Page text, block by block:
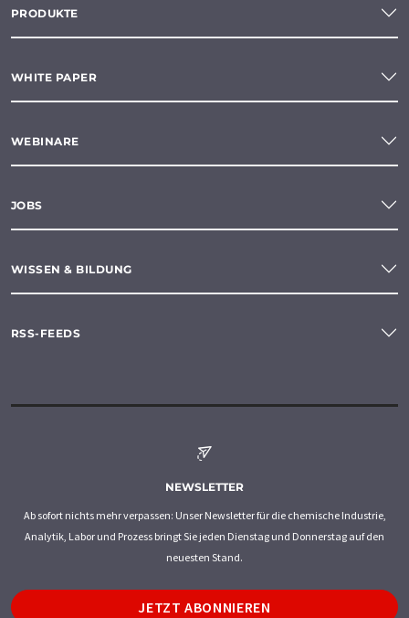
PRODUKTE
WHITE PAPER
WEBINARE
JOBS
WISSEN & BILDUNG
RSS-FEEDS
NEWSLETTER
Ab sofort nichts mehr verpassen: Unser Newsletter für die chemische Industrie,
Analytik, Labor und Prozess bringt Sie jeden Dienstag und Donnerstag auf den
neuesten Stand.
JETZT ABONNIEREN